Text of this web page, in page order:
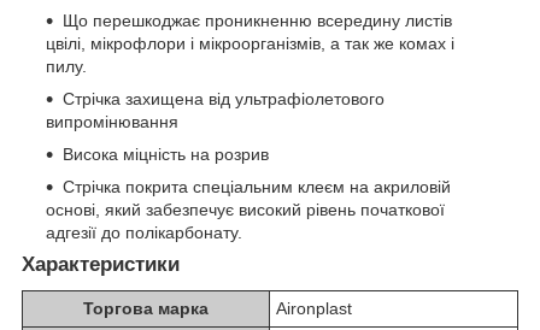
Що перешкоджає проникненню всередину листів
цвілі, мікрофлори і мікроорганізмів, а так же комах і
пилу.
Стрічка захищена від ультрафіолетового
випромінювання
Висока міцність на розрив
Стрічка покрита спеціальним клеєм на акриловій
основі, який забезпечує високий рівень початкової
адгезії до полікарбонату.
Характеристики
Торгова марка
Aironplast